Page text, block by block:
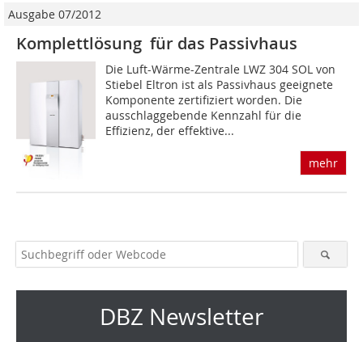
Ausgabe 07/2012
Komplettlösung für das Passivhaus
Die Luft-Wärme-Zentrale LWZ 304 SOL von
Stiebel Eltron ist als Passivhaus geeignete
Komponente zertifiziert worden. Die
ausschlaggebende Kennzahl für die
Effizienz, der effektive...
mehr
DBZ Newsletter